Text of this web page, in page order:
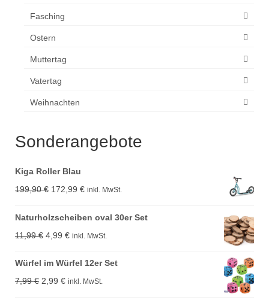
Fasching
Ostern
Muttertag
Vatertag
Weihnachten
Sonderangebote
Kiga Roller Blau
199,90€ Ursprünglicher
199,90 €
172,99 €Aktueller
inkl. MwSt.
Naturholzscheiben oval 30er Set
11,99€ Ursprünglicher
11,99 €
4,99 €Aktueller
inkl. MwSt.
Würfel im Würfel 12er Set
7,99€ Ursprünglicher
2,99 €Aktueller
inkl. MwSt.